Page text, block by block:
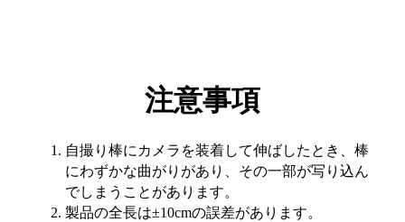
注意事項
自撮り棒にカメラを装着して伸ばしたとき、棒
にわずかな曲がりがあり、その一部が写り込ん
でしまうことがあります。
製品の全長は±10cmの誤差があります。